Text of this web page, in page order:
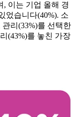
, 이는 기업 올해 경
었습니다(40%). 소
리(33%)를 선택한
(43%)를 놓친 가장